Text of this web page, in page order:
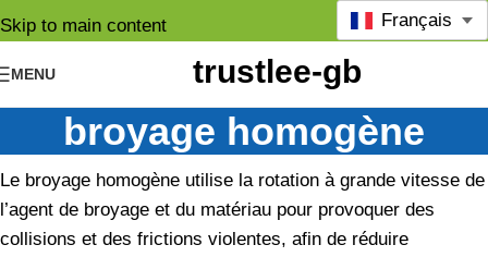
Skip to main content
MENU
Français
broyage homogène
Le broyage homogène utilise la rotation à grande vitesse de
l’agent de broyage et du matériau pour provoquer des
collisions et des frictions violentes, afin de réduire